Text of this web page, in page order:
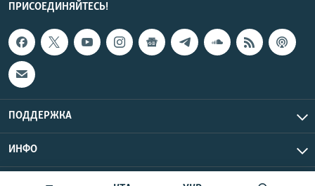
ПРИСОЕДИНЯЙТЕСЬ!
ПОДДЕРЖКА
ИНФО